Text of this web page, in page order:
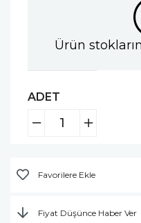
Ürün
ADET
Favorilere Ekle
Fiyat Düşünce Haber Ver